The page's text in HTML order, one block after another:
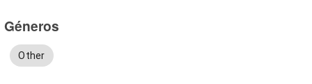
Géneros
Other